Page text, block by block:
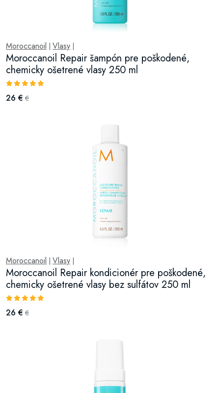
Moroccanoil Vlasy
Moroccanoil Repair šampón pre poškodené,
chemicky ošetrené vlasy 250 ml
26 € €
Moroccanoil Vlasy
Moroccanoil Repair kondicionér pre poškodené,
chemicky ošetrené vlasy bez sulfátov 250 ml
26 € €